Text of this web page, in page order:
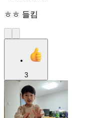
ㅎㅎ 들킴
3